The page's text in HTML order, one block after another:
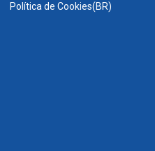
Política de Cookies(BR)